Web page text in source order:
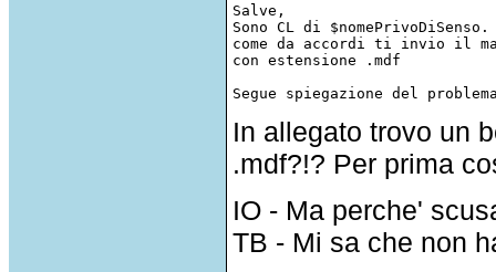
Salve,
Sono CL di $nomePrivoDiSenso.
come da accordi ti invio il
con estensione .mdf
In allegato trovo un
.mdf?!? Per prima
IO - Ma perche'
TB - Mi sa che non